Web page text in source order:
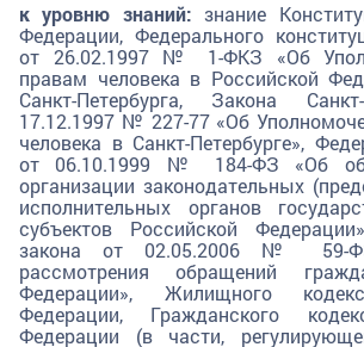
к уровню знаний: знание
Федерации, Федерального
от 26.02.1997 № 1-ФКЗ «Об
правам человека в Российской
Санкт-Петербурга, Закона
17.12.1997 № 227-77 «Об
человека в Санкт-Петербурге»,
от 06.10.1999 № 184-ФЗ «Об
организации законодательных
исполнительных органов
субъектов Российской
закона от 02.05.2006 № 59-
рассмотрения обращений
Федерации», Жилищного
Федерации, Гражданского
Федерации (в части,